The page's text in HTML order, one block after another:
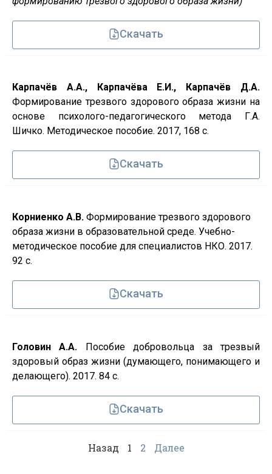
Скачать
Карпачёв А.А., Карпачёва Е.И., Карпачёв Д.А.
Формирование трезвого здорового образа жизни на
основе психолого-педагогического метода Г.А.
Шичко. Методическое пособие. 2017, 168 с.
Скачать
Корниенко А.В. Формирование трезвого здорового
образа жизни в образовательной среде. Учебно-
методическое пособие для специалистов НКО. 2017.
92 с.
Скачать
Головин А.А. Пособие добровольца за трезвый
здоровый образ жизни (думающего, понимающего и
делающего). 2017. 84 с.
Скачать
Назад 1 2 Далее